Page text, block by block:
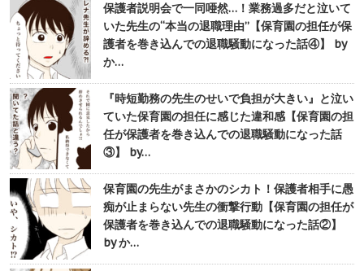
保護者説明会で一同唖然…！業務過多だと泣いて
いた先生の“本当の退職理由”【保育園の担任が保
護者を巻き込んでの退職騒動になった話④】 by
か…
『時短勤務の先生のせいで負担が大きい』と泣い
ていた保育園の担任に感じた違和感【保育園の担
任が保護者を巻き込んでの退職騒動になった話
③】 by…
保育園の先生がまさかのシカト！保護者相手に愚
痴が止まらない先生の衝撃行動【保育園の担任が
保護者を巻き込んでの退職騒動になった話②】
by か…